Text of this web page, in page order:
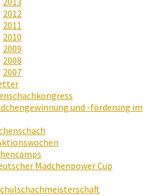
2012
2011
2010
2009
2008
2007
und -förderung im
Mädchenpower Cup